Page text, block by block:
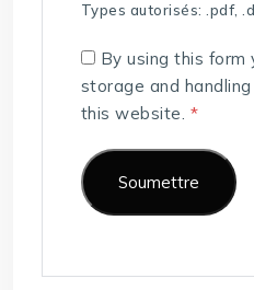
Types autorisés: .pdf,
By using this
storage and
this website. *